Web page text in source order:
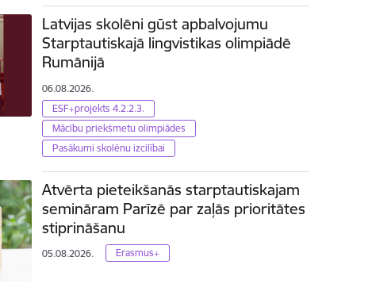
Latvijas skolēni gūst apbalvojumu
Starptautiskajā lingvistikas olimpiādē
Rumānijā
06.08.2026.
ESF+projekts 4.2.2.3.
Mācību priekšmetu olimpiādes
Pasākumi skolēnu izcilībai
Atvērta pieteikšanās starptautiskajam
semināram Parīzē par zaļās prioritātes
stiprināšanu
05.08.2026. Erasmus+